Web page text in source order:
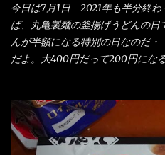
今日は7月1日 2021年も半分終わ
ば、丸亀製麺の釜揚げうどんの
んが半額になる特別の日なのだ
だよ。大400円だって200円にな
でる～ でもコレって食べきるま
初と最後では麺の固さというか
らないじゃん！ 茹で上げ直後の